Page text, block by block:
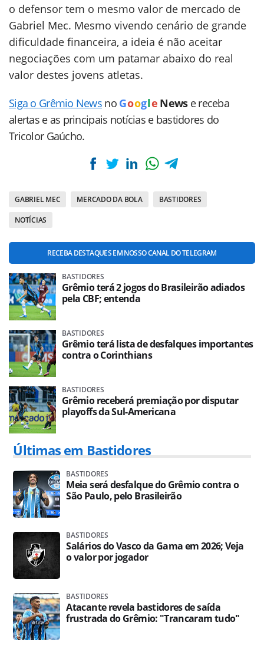
o defensor tem o mesmo valor de mercado de
Gabriel Mec. Mesmo vivendo cenário de grande
dificuldade financeira, a ideia é não aceitar
negociações com um patamar abaixo do real
valor destes jovens atletas.
Siga o Grêmio News no Goog le News e receba
alertas e as principais notícias e bastidores do
Tricolor Gaúcho.
GABRIEL MEC MERCADO DA BOLA BASTIDORES
NOTÍCIAS
RECEBA DESTAQUES EM NOSSO CANAL DO TELEGRAM
BASTIDORES
Grêmio terá 2 jogos do Brasileirão adiados
pela CBF; entenda
BASTIDORES
Grêmio terá lista de desfalques importantes
contra o Corinthians
BASTIDORES
Grêmio receberá premiação por disputar
playoffs da Sul-Americana
Últimas em Bastidores
BASTIDORES
Meia será desfalque do Grêmio contra o
São Paulo, pelo Brasileirão
BASTIDORES
Salários do Vasco da Gama em 2026; Veja
o valor por jogador
BASTIDORES
Atacante revela bastidores de saída
frustrada do Grêmio: "Trancaram tudo"